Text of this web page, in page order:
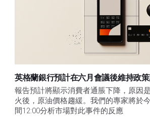
英格蘭銀行預計在六月會議後維持政
報告預計將顯示消費者通脹下降，原因
火後，原油價格趨緩。我們的專家將於
間12:00分析市場對此事件的反應